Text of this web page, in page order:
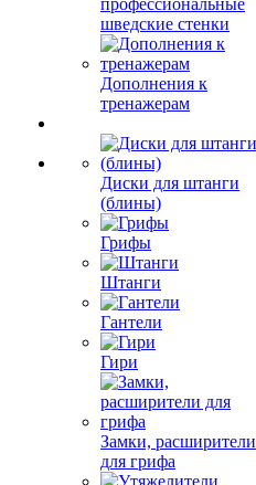
профессиональные
шведские стенки
Дополнения к
тренажерам
Диски для штанги
(блины)
Грифы
Штанги
Гантели
Гири
Замки, расширители
для грифа